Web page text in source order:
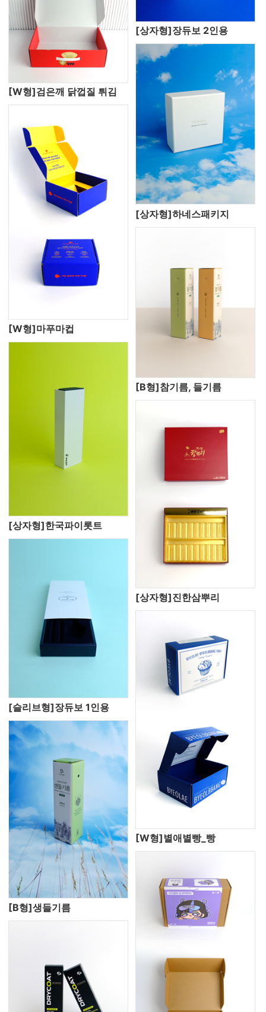
[W형]검은깨 닭껍질 튀김
[상자형]장듀보 2인용
[W형]마푸마컵
[상자형]하네스패키지
[상자형]한국파이롯트
[B형]참기름, 들기름
[슬리브형]장듀보 1인용
[상자형]진한삼뿌리
[B형]생들기름
[W형]별애별빵_빵